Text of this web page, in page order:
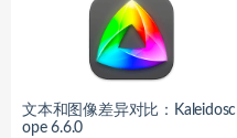
文本和图像差异对比：Kaleidosc
ope 6.6.0